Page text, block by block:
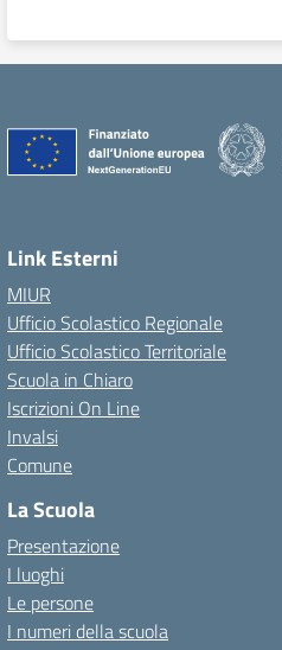
Link Esterni
MIUR
Ufficio Scolastico Regionale
Ufficio Scolastico Territoriale
Scuola in Chiaro
Iscrizioni On Line
Invalsi
Comune
La Scuola
Presentazione
I luoghi
Le persone
I numeri della scuola